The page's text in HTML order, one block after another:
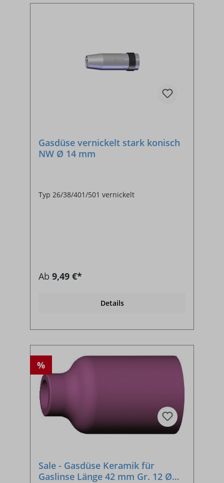
Gasdüse vernickelt stark konisch
NW Ø 14 mm
Typ 26/38/401/501 vernickelt
Ab 9,49 €*
Details
%
Sale - Gasdüse Keramik für
Gaslinse Länge 42 mm Gr. 12 Ø